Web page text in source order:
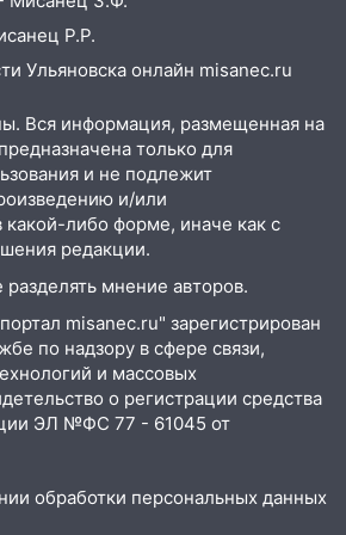
погоды в Ульяновской
районе сёла оказались
лесных пожаров
окно квартиры на
потребовала
со свалками в
Кирилл оценил работу
села Тагай больше не
в райцентр ради сдачи
Р.Р.
Ульяновска онлайн misanec.ru
Вся информация, размещенная на
только для
и не подлежит
и/или
какой-либо форме, иначе как с
редакции.
мнение авторов.
misanec.ru" зарегистрирован
по надзору в сфере связи,
и массовых
о регистрации средства
ЭЛ №ФС 77 - 61045 от
обработки персональных данных